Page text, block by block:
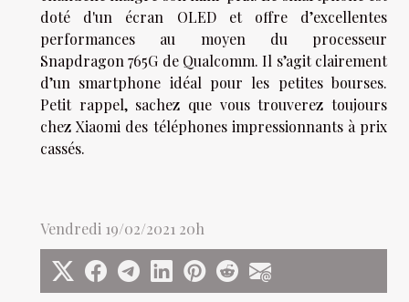
doté d'un écran OLED et offre d’excellentes
performances au moyen du processeur
Snapdragon 765G de Qualcomm. Il s’agit clairement
d’un smartphone idéal pour les petites bourses.
Petit rappel, sachez que vous trouverez toujours
chez Xiaomi des téléphones impressionnants à prix
cassés.
Vendredi 19/02/2021 20h